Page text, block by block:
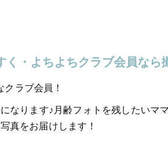
く・よちよちクラブ会員なら
ラブ会員！
なります♪月齢フォトを残したいマ
真をお届けします！